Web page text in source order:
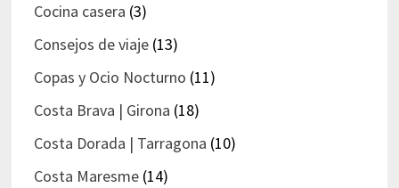
Cocina casera (3)
Consejos de viaje(13)
Copas y Ocio Nocturno (11)
Costa Brava | Girona (18)
Costa Dorada | Tarragona (10)
Costa Maresme(14)